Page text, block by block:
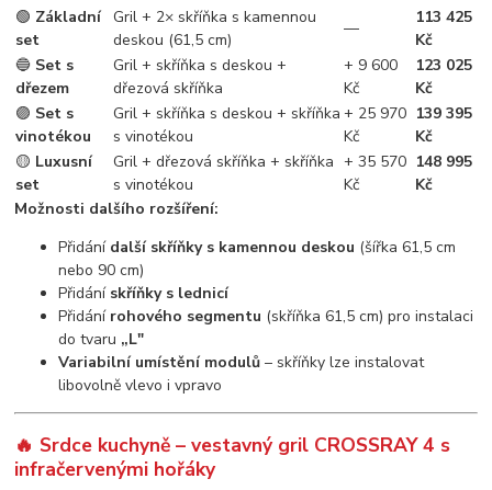
🟢 Základní
set
Gril + 2× skříňka s kamennou
deskou (61,5 cm)
—
113 425
Kč
🔵 Set s
dřezem
Gril + skříňka s deskou +
dřezová skříňka
+ 9 600
Kč
123 025
Kč
🟣 Set s
vinotékou
Gril + skříňka s deskou + skříňka
s vinotékou
+ 25 970
Kč
139 395
Kč
🟡 Luxusní
set
Gril + dřezová skříňka + skříňka
s vinotékou
+ 35 570
Kč
148 995
Kč
Možnosti dalšího rozšíření:
Přidání další skříňky s kamennou deskou (šířka 61,5 cm
nebo 90 cm)
Přidání skříňky s lednicí
Přidání rohového segmentu (skříňka 61,5 cm) pro instalaci
do tvaru „L"
Variabilní umístění modulů – skříňky lze instalovat
libovolně vlevo i vpravo
🔥 Srdce kuchyně – vestavný gril CROSSRAY 4 s
infračervenými hořáky